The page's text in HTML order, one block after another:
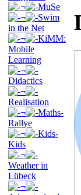
¬
MuSe
¬
Swim
in the Net
¬
KiMM:
Mobile
Learning
¬
Didactics
¬
Realisation
¬
Maths-
Rallye
¬
Kids-
Kids
¬
Weather in
Lübeck
¬